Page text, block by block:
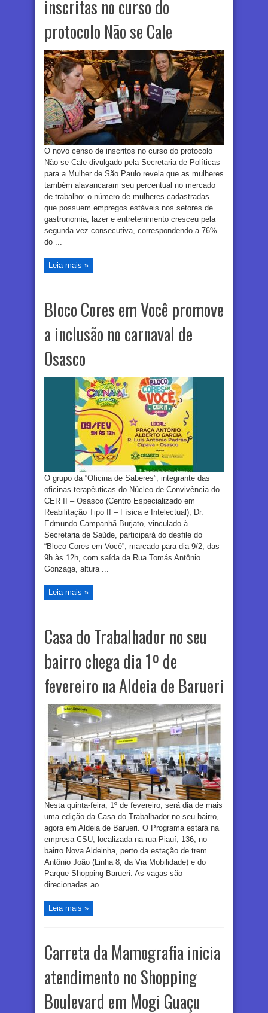
inscritas no curso do
protocolo Não se Cale
O novo censo de inscritos no curso do protocolo
Não se Cale divulgado pela Secretaria de Políticas
para a Mulher de São Paulo revela que as mulheres
também alavancaram seu percentual no mercado
de trabalho: o número de mulheres cadastradas
que possuem empregos estáveis nos setores de
gastronomia, lazer e entretenimento cresceu pela
segunda vez consecutiva, correspondendo a 76%
do ...
Leia mais »
Bloco Cores em Você promove
a inclusão no carnaval de
Osasco
O grupo da “Oficina de Saberes”, integrante das
oficinas terapêuticas do Núcleo de Convivência do
CER II – Osasco (Centro Especializado em
Reabilitação Tipo II – Física e Intelectual), Dr.
Edmundo Campanhã Burjato, vinculado à
Secretaria de Saúde, participará do desfile do
“Bloco Cores em Você”, marcado para dia 9/2, das
9h às 12h, com saída da Rua Tomás Antônio
Gonzaga, altura ...
Leia mais »
Casa do Trabalhador no seu
bairro chega dia 1º de
fevereiro na Aldeia de Barueri
Nesta quinta-feira, 1º de fevereiro, será dia de mais
uma edição da Casa do Trabalhador no seu bairro,
agora em Aldeia de Barueri. O Programa estará na
empresa CSU, localizada na rua Piauí, 136, no
bairro Nova Aldeinha, perto da estação de trem
Antônio João (Linha 8, da Via Mobilidade) e do
Parque Shopping Barueri. As vagas são
direcionadas ao ...
Leia mais »
Carreta da Mamografia inicia
atendimento no Shopping
Boulevard em Mogi Guaçu